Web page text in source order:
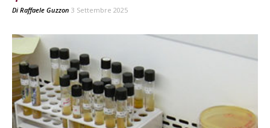
Di Raffaele Guzzon 3 Settembre 2025